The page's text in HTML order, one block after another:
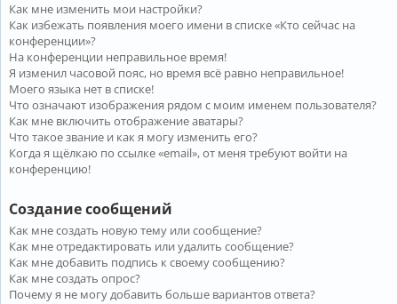
Как мне изменить мои настройки?
Как избежать появления моего имени в списке «Кто сейчас на
конференции»?
На конференции неправильное время!
Я изменил часовой пояс, но время всё равно неправильное!
Моего языка нет в списке!
Что означают изображения рядом с моим именем пользователя?
Как мне включить отображение аватары?
Что такое звание и как я могу изменить его?
Когда я щёлкаю по ссылке «email», от меня требуют войти на
конференцию!
Создание сообщений
Как мне создать новую тему или сообщение?
Как мне отредактировать или удалить сообщение?
Как мне добавить подпись к своему сообщению?
Как мне создать опрос?
Почему я не могу добавить больше вариантов ответа?